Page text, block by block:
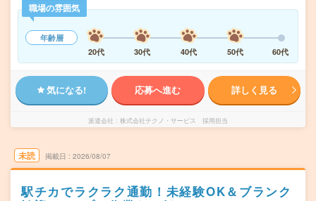
職場の雰囲気
年齢層
20代
30代 40代 50代 60代
気になる! 応募へ進む 詳しく見る
派遣会社 株式会社テクノ・サービス 採用担当
未読 掲載日 2026/08/07
駅チカでラクラク通勤！未経験OK＆ブランク